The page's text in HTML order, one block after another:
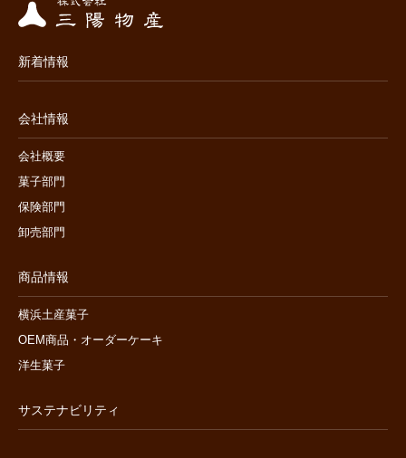
新着情報
会社情報
会社概要
菓子部門
保険部門
卸売部門
商品情報
横浜土産菓子
OEM商品・オーダーケーキ
洋生菓子
サステナビリティ